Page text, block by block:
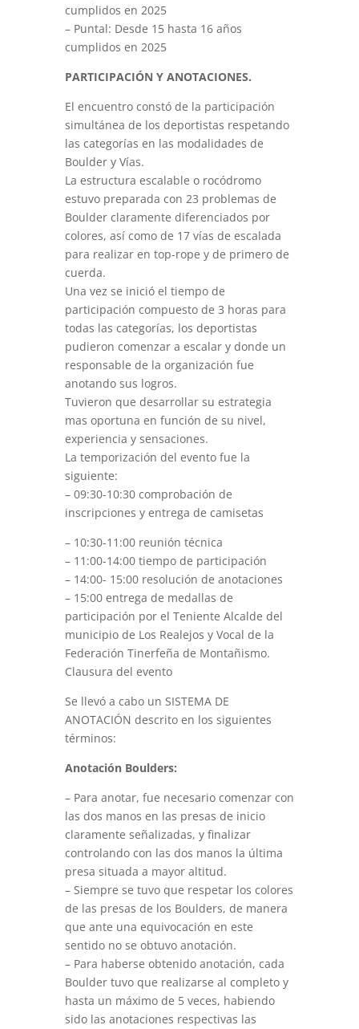
cumplidos en 2025
– Puntal: Desde 15 hasta 16 años
cumplidos en 2025
PARTICIPACIÓN Y ANOTACIONES.
El encuentro constó de la participación
simultánea de los deportistas respetando
las categorías en las modalidades de
Boulder y Vías.
La estructura escalable o rocódromo
estuvo preparada con 23 problemas de
Boulder claramente diferenciados por
colores, así como de 17 vías de escalada
para realizar en top-rope y de primero de
cuerda.
Una vez se inició el tiempo de
participación compuesto de 3 horas para
todas las categorías, los deportistas
pudieron comenzar a escalar y donde un
responsable de la organización fue
anotando sus logros.
Tuvieron que desarrollar su estrategia
mas oportuna en función de su nivel,
experiencia y sensaciones.
La temporización del evento fue la
siguiente:
– 09:30-10:30 comprobación de
inscripciones y entrega de camisetas
– 10:30-11:00 reunión técnica
– 11:00-14:00 tiempo de participación
– 14:00- 15:00 resolución de anotaciones
– 15:00 entrega de medallas de
participación por el Teniente Alcalde del
municipio de Los Realejos y Vocal de la
Federación Tinerfeña de Montañismo.
Clausura del evento
Se llevó a cabo un SISTEMA DE
ANOTACIÓN descrito en los siguientes
términos:
Anotación Boulders:
– Para anotar, fue necesario comenzar con
las dos manos en las presas de inicio
claramente señalizadas, y finalizar
controlando con las dos manos la última
presa situada a mayor altitud.
– Siempre se tuvo que respetar los colores
de las presas de los Boulders, de manera
que ante una equivocación en este
sentido no se obtuvo anotación.
– Para haberse obtenido anotación, cada
Boulder tuvo que realizarse al completo y
hasta un máximo de 5 veces, habiendo
sido las anotaciones respectivas las